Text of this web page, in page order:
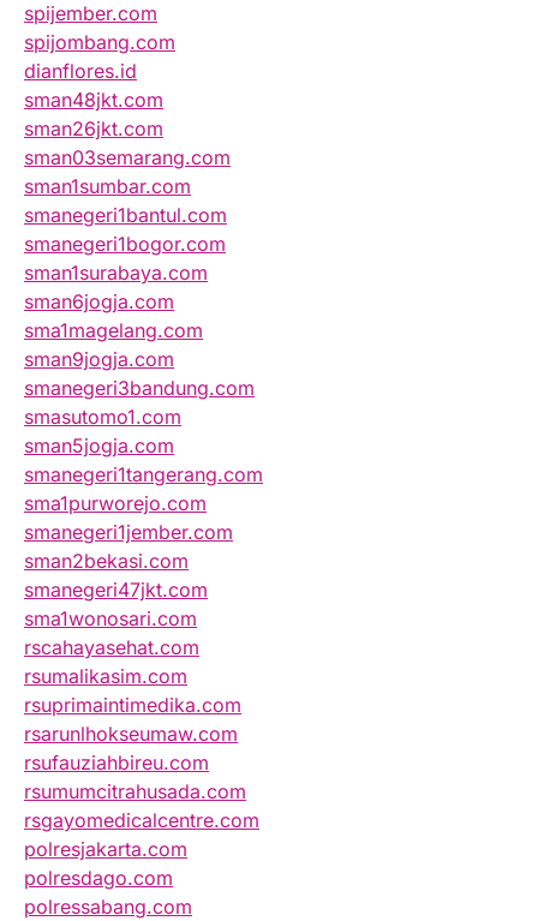
spijember.com
spijombang.com
dianflores.id
sman48jkt.com
sman26jkt.com
sman03semarang.com
sman1sumbar.com
smanegeri1bantul.com
smanegeri1bogor.com
sman1surabaya.com
sman6jogja.com
sma1magelang.com
sman9jogja.com
smanegeri3bandung.com
smasutomo1.com
sman5jogja.com
smanegeri1tangerang.com
sma1purworejo.com
smanegeri1jember.com
sman2bekasi.com
smanegeri47jkt.com
sma1wonosari.com
rscahayasehat.com
rsumalikasim.com
rsuprimaintimedika.com
rsarunlhokseumaw.com
rsufauziahbireu.com
rsumumcitrahusada.com
rsgayomedicalcentre.com
polresjakarta.com
polresdago.com
polressabang.com